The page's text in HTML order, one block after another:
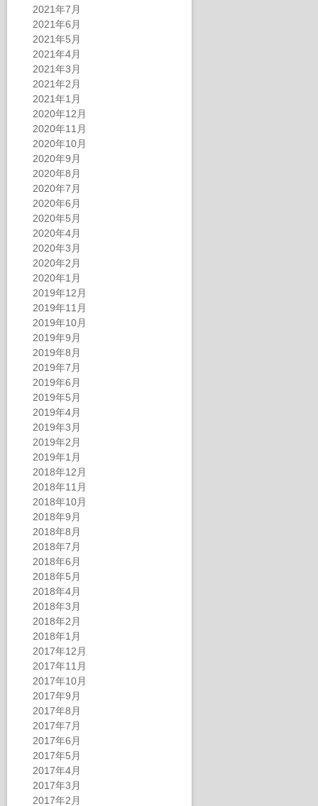
2021年7月
2021年6月
2021年5月
2021年4月
2021年3月
2021年2月
2021年1月
2020年12月
2020年11月
2020年10月
2020年9月
2020年8月
2020年7月
2020年6月
2020年5月
2020年4月
2020年3月
2020年2月
2020年1月
2019年12月
2019年11月
2019年10月
2019年9月
2019年8月
2019年7月
2019年6月
2019年5月
2019年4月
2019年3月
2019年2月
2019年1月
2018年12月
2018年11月
2018年10月
2018年9月
2018年8月
2018年7月
2018年6月
2018年5月
2018年4月
2018年3月
2018年2月
2018年1月
2017年12月
2017年11月
2017年10月
2017年9月
2017年8月
2017年7月
2017年6月
2017年5月
2017年4月
2017年3月
2017年2月